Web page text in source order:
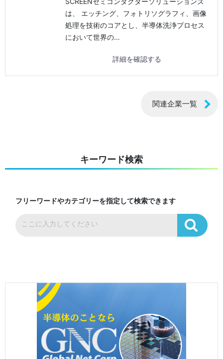
は、 エッチング、フォトリソグラフィ、画像
処理を技術のコアとし、半導体洗浄プロセス
において世界の…
詳細を確認する
関連企業一覧
キーワード検索
フリーワードやカテゴリーを指定して検索できます